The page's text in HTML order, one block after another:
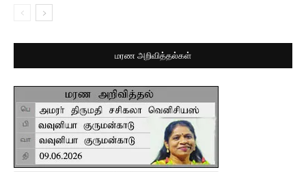
மரண அறிவித்தல்கள்